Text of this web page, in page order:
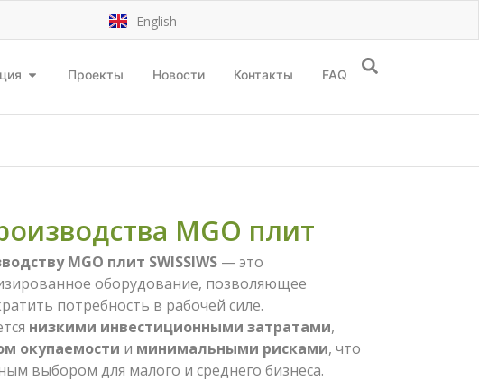
English
Проекты Новости Контакты FAQ
MGO плит
MGO плит SWISSIWS — это
оборудование, позволяющее
потребность в рабочей силе.
низкими инвестиционными затратами,
окупаемости и минимальными рисками, что
выбором для малого и среднего бизнеса.